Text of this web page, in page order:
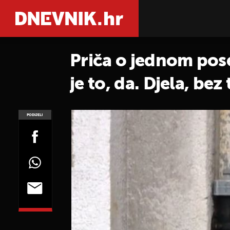
Priča o jednom
je to, da. Djela,
PODIJELI
POGLEDAJ